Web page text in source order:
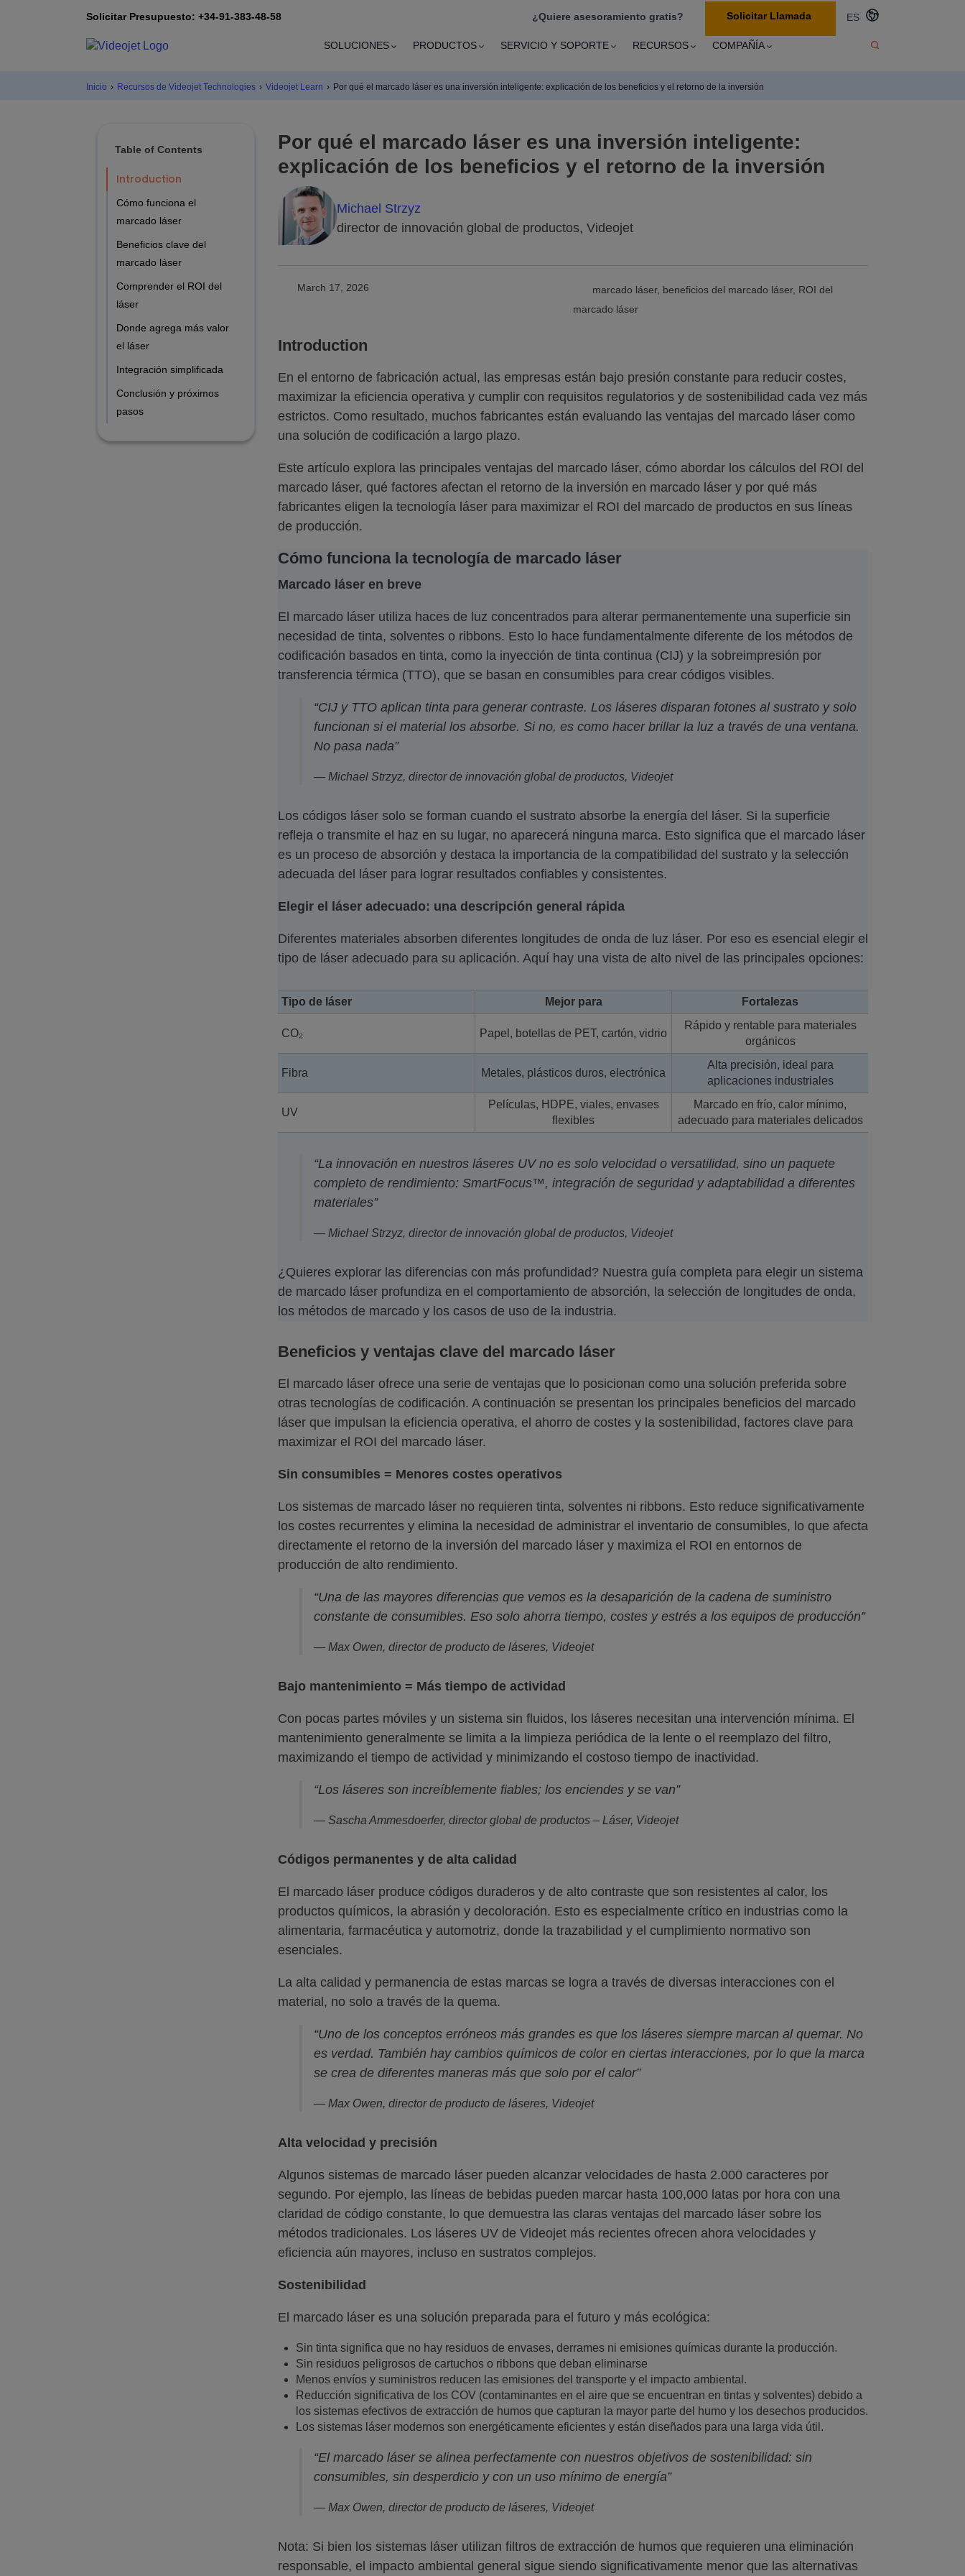
Solicitar Presupuesto: +34-91-383-48-58 ¿Quiere asesoramiento gratis? Solicitar Llamada ES
SOLUCIONES PRODUCTOS SERVICIO Y SOPORTE RECURSOS COMPAÑÍA
Inicio › Recursos de Videojet Technologies › Videojet Learn › Por qué el marcado láser es una inversión inteligente: explicación de los beneficios y el retorno de la inversión
Table of Contents
Introduction
Cómo funciona el
marcado láser
Beneficios clave del
marcado láser
Comprender el ROI del
láser
Donde agrega más valor
el láser
Integración simplificada
Conclusión y próximos
pasos
Por qué el marcado láser es una inversión inteligente:
explicación de los beneficios y el retorno de la inversión
Michael Strzyz
director de innovación global de productos, Videojet
March 17, 2026
marcado láser, beneficios del marcado láser, ROI del
marcado láser
Introduction
En el entorno de fabricación actual, las empresas están bajo presión constante para reducir costes,
maximizar la eficiencia operativa y cumplir con requisitos regulatorios y de sostenibilidad cada vez más
estrictos. Como resultado, muchos fabricantes están evaluando las ventajas del marcado láser como
una solución de codificación a largo plazo.
Este artículo explora las principales ventajas del marcado láser, cómo abordar los cálculos del ROI del
marcado láser, qué factores afectan el retorno de la inversión en marcado láser y por qué más
fabricantes eligen la tecnología láser para maximizar el ROI del marcado de productos en sus líneas
de producción.
Cómo funciona la tecnología de marcado láser
Marcado láser en breve
El marcado láser utiliza haces de luz concentrados para alterar permanentemente una superficie sin
necesidad de tinta, solventes o ribbons. Esto lo hace fundamentalmente diferente de los métodos de
codificación basados en tinta, como la inyección de tinta continua (CIJ) y la sobreimpresión por
transferencia térmica (TTO), que se basan en consumibles para crear códigos visibles.
“CIJ y TTO aplican tinta para generar contraste. Los láseres disparan fotones al sustrato y solo
funcionan si el material los absorbe. Si no, es como hacer brillar la luz a través de una ventana.
No pasa nada”
— Michael Strzyz, director de innovación global de productos, Videojet
Los códigos láser solo se forman cuando el sustrato absorbe la energía del láser. Si la superficie
refleja o transmite el haz en su lugar, no aparecerá ninguna marca. Esto significa que el marcado láser
es un proceso de absorción y destaca la importancia de la compatibilidad del sustrato y la selección
adecuada del láser para lograr resultados confiables y consistentes.
Elegir el láser adecuado: una descripción general rápida
Diferentes materiales absorben diferentes longitudes de onda de luz láser. Por eso es esencial elegir el
tipo de láser adecuado para su aplicación. Aquí hay una vista de alto nivel de las principales opciones:
Tipo de láser Mejor para Fortalezas
CO₂ Papel, botellas de PET, cartón, vidrio
Rápido y rentable para materiales
orgánicos
Fibra Metales, plásticos duros, electrónica
Alta precisión, ideal para
aplicaciones industriales
UV
Películas, HDPE, viales, envases
flexibles
Marcado en frío, calor mínimo,
adecuado para materiales delicados
“La innovación en nuestros láseres UV no es solo velocidad o versatilidad, sino un paquete
completo de rendimiento: SmartFocus™, integración de seguridad y adaptabilidad a diferentes
materiales”
— Michael Strzyz, director de innovación global de productos, Videojet
¿Quieres explorar las diferencias con más profundidad? Nuestra guía completa para elegir un sistema
de marcado láser profundiza en el comportamiento de absorción, la selección de longitudes de onda,
los métodos de marcado y los casos de uso de la industria.
Beneficios y ventajas clave del marcado láser
El marcado láser ofrece una serie de ventajas que lo posicionan como una solución preferida sobre
otras tecnologías de codificación. A continuación se presentan los principales beneficios del marcado
láser que impulsan la eficiencia operativa, el ahorro de costes y la sostenibilidad, factores clave para
maximizar el ROI del marcado láser.
Sin consumibles = Menores costes operativos
Los sistemas de marcado láser no requieren tinta, solventes ni ribbons. Esto reduce significativamente
los costes recurrentes y elimina la necesidad de administrar el inventario de consumibles, lo que afecta
directamente el retorno de la inversión del marcado láser y maximiza el ROI en entornos de
producción de alto rendimiento.
“Una de las mayores diferencias que vemos es la desaparición de la cadena de suministro
constante de consumibles. Eso solo ahorra tiempo, costes y estrés a los equipos de producción”
— Max Owen, director de producto de láseres, Videojet
Bajo mantenimiento = Más tiempo de actividad
Con pocas partes móviles y un sistema sin fluidos, los láseres necesitan una intervención mínima. El
mantenimiento generalmente se limita a la limpieza periódica de la lente o el reemplazo del filtro,
maximizando el tiempo de actividad y minimizando el costoso tiempo de inactividad.
“Los láseres son increíblemente fiables; los enciendes y se van”
— Sascha Ammesdoerfer, director global de productos – Láser, Videojet
Códigos permanentes y de alta calidad
El marcado láser produce códigos duraderos y de alto contraste que son resistentes al calor, los
productos químicos, la abrasión y decoloración. Esto es especialmente crítico en industrias como la
alimentaria, farmacéutica y automotriz, donde la trazabilidad y el cumplimiento normativo son
esenciales.
La alta calidad y permanencia de estas marcas se logra a través de diversas interacciones con el
material, no solo a través de la quema.
“Uno de los conceptos erróneos más grandes es que los láseres siempre marcan al quemar. No
es verdad. También hay cambios químicos de color en ciertas interacciones, por lo que la marca
se crea de diferentes maneras más que solo por el calor”
— Max Owen, director de producto de láseres, Videojet
Alta velocidad y precisión
Algunos sistemas de marcado láser pueden alcanzar velocidades de hasta 2.000 caracteres por
segundo. Por ejemplo, las líneas de bebidas pueden marcar hasta 100,000 latas por hora con una
claridad de código constante, lo que demuestra las claras ventajas del marcado láser sobre los
métodos tradicionales. Los láseres UV de Videojet más recientes ofrecen ahora velocidades y
eficiencia aún mayores, incluso en sustratos complejos.
Sostenibilidad
El marcado láser es una solución preparada para el futuro y más ecológica:
Sin tinta significa que no hay residuos de envases, derrames ni emisiones químicas durante la producción.
Sin residuos peligrosos de cartuchos o ribbons que deban eliminarse
Menos envíos y suministros reducen las emisiones del transporte y el impacto ambiental.
Reducción significativa de los COV (contaminantes en el aire que se encuentran en tintas y solventes) debido a
los sistemas efectivos de extracción de humos que capturan la mayor parte del humo y los desechos producidos.
Los sistemas láser modernos son energéticamente eficientes y están diseñados para una larga vida útil.
“El marcado láser se alinea perfectamente con nuestros objetivos de sostenibilidad: sin
consumibles, sin desperdicio y con un uso mínimo de energía”
— Max Owen, director de producto de láseres, Videojet
Nota: Si bien los sistemas láser utilizan filtros de extracción de humos que requieren una eliminación
responsable, el impacto ambiental general sigue siendo significativamente menor que las alternativas